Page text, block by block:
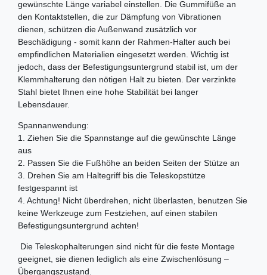
gewünschte Länge variabel einstellen. Die Gummifüße an
den Kontaktstellen, die zur Dämpfung von Vibrationen
dienen, schützen die Außenwand zusätzlich vor
Beschädigung - somit kann der Rahmen-Halter auch bei
empfindlichen Materialien eingesetzt werden. Wichtig ist
jedoch, dass der Befestigungsuntergrund stabil ist, um der
Klemmhalterung den nötigen Halt zu bieten. Der verzinkte
Stahl bietet Ihnen eine hohe Stabilität bei langer
Lebensdauer.
Spannanwendung:
1. Ziehen Sie die Spannstange auf die gewünschte Länge
aus
2. Passen Sie die Fußhöhe an beiden Seiten der Stütze an
3. Drehen Sie am Haltegriff bis die Teleskopstütze
festgespannt ist
4. Achtung! Nicht überdrehen, nicht überlasten, benutzen Sie
keine Werkzeuge zum Festziehen, auf einen stabilen
Befestigungsuntergrund achten!
Die Teleskophalterungen sind nicht für die feste Montage
geeignet, sie dienen lediglich als eine Zwischenlösung –
Übergangszustand.